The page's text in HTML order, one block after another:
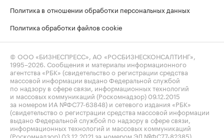
Политика в отношении обработки персональных данных
Политика обработки файлов cookie
© ООО «БИЗНЕСПРЕСС», АО «РОСБИЗНЕСКОНСАЛТИНГ»,
1995–2026 . Сообщения и материалы информационного
агентства «РБК» (свидетельство о регистрации средства
массовой информации выдано Федеральной службой
по надзору в сфере связи, информационных технологий
и массовых коммуникаций (Роскомнадзор) 09.12.2015
за номером ИА №ФС77-63848) и сетевого издания «РБК»
(свидетельство о регистрации средства массовой информации
выдано Федеральной службой по надзору в сфере связи,
информационных технологий и массовых коммуникаций
(Роскомнадзор) 03.12.2021 за номером ЭЛ №ФС77-82385)